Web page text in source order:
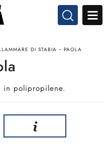
DI STABIA - PAOLA
in polipropilene.